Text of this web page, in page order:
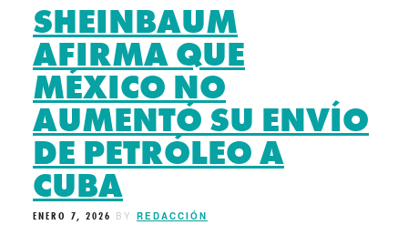
SHEINBAUM
AFIRMA QUE
MÉXICO NO
AUMENTÓ SU ENVÍO
DE PETRÓLEO A
CUBA
ENERO 7, 2026 BY REDACCIÓN